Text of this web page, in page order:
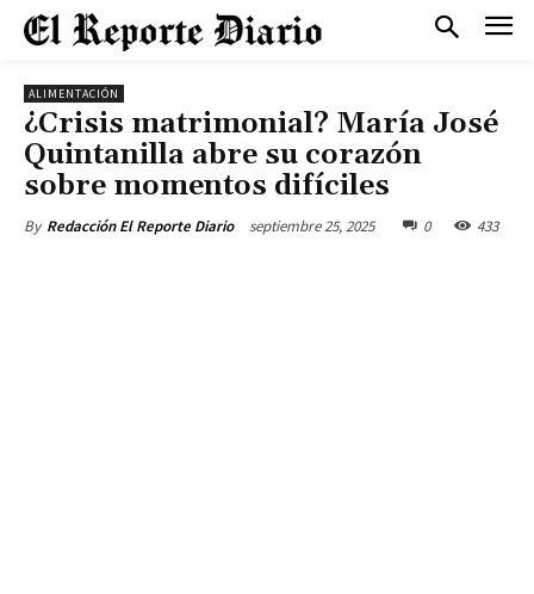
ALIMENTACIÓN
¿Crisis matrimonial? María José
Quintanilla abre su corazón
sobre momentos difíciles
By Redacción El Reporte Diario septiembre 25, 2025 0 433